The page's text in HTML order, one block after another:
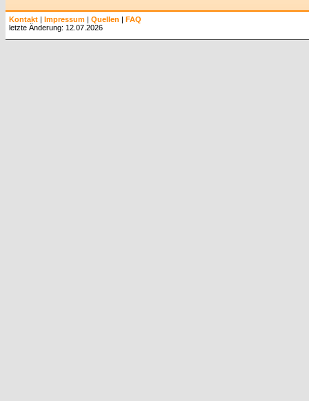
Kontakt | Impressum | Quellen | FAQ
letzte Änderung: 12.07.2026